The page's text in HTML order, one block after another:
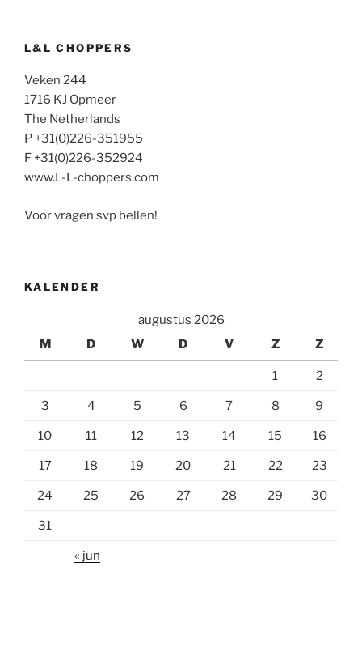
L&L CHOPPERS
Veken 244
1716 KJ Opmeer
The Netherlands
P +31(0)226-351955
F +31(0)226-352924
www.L-L-choppers.com
Voor vragen svp bellen!
KALENDER
augustus 2026
M
D W D V Z Z
1 2
3 4 5 6 7 8 9
10 11 12 13 14 15 16
17 18 19 20 21 22 23
24 25 26 27 28 29 30
31
« jun